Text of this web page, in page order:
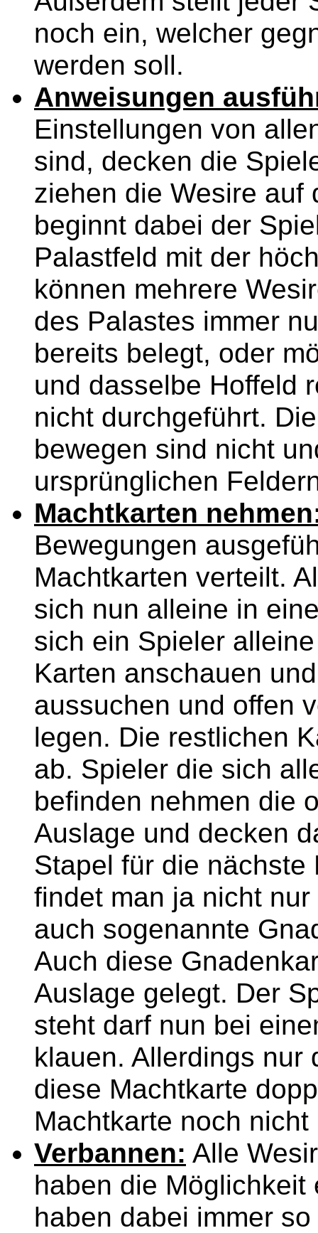
noch ein, welcher
werden soll.
Anweisungen
Einstellungen von
sind, decken die
ziehen die Wesire auf
beginnt dabei der
Palastfeld mit der
können mehrere
des Palastes immer
bereits belegt, oder
und dasselbe Hoffeld
nicht durchgeführt.
bewegen sind nicht
ursprünglichen
Machtkarten
Bewegungen
Machtkarten verteilt.
sich nun alleine in
sich ein Spieler
Karten anschauen
aussuchen und offen
legen. Die restlichen
ab. Spieler die sich
befinden nehmen die
Auslage und decken
Stapel für die
findet man ja nicht
auch sogenannte
Auch diese
Auslage gelegt. Der
steht darf nun bei
klauen. Allerdings nur
diese Machtkarte
Machtkarte noch nicht
Verbannen: Alle
haben die
haben dabei immer